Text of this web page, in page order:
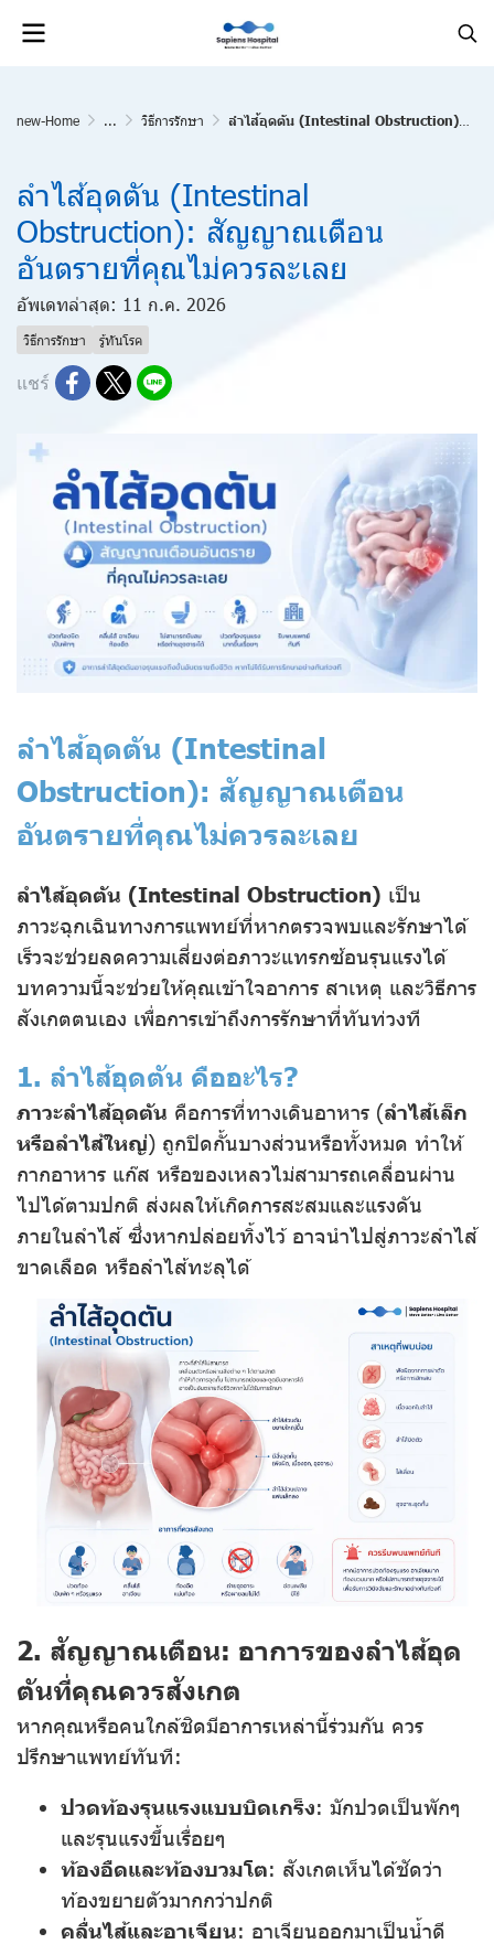
new-Home ... วิธีการรักษา ลำไส้อุดตัน (Intestinal Obstruction): สัญญาณเตือนอันตรายที่คุณไม่ควรละเลย
ลำไส้อุดตัน (Intestinal
Obstruction): สัญญาณเตือน
อันตรายที่คุณไม่ควรละเลย
อัพเดทล่าสุด: 11 ก.ค. 2026
วิธีการรักษา รู้ทันโรค
แชร์
ลำไส้อุดตัน (Intestinal
Obstruction): สัญญาณเตือน
อันตรายที่คุณไม่ควรละเลย
ลำไส้อุดตัน (Intestinal Obstruction) เป็น
ภาวะฉุกเฉินทางการแพทย์ที่หากตรวจพบและรักษาได้
เร็วจะช่วยลดความเสี่ยงต่อภาวะแทรกซ้อนรุนแรงได้
บทความนี้จะช่วยให้คุณเข้าใจอาการ สาเหตุ และวิธีการ
สังเกตตนเอง เพื่อการเข้าถึงการรักษาที่ทันท่วงที
1. ลำไส้อุดตัน คืออะไร?
ภาวะลำไส้อุดตัน คือการที่ทางเดินอาหาร (ลำไส้เล็ก
หรือลำไส้ใหญ่) ถูกปิดกั้นบางส่วนหรือทั้งหมด ทำให้
กากอาหาร แก๊ส หรือของเหลวไม่สามารถเคลื่อนผ่าน
ไปได้ตามปกติ ส่งผลให้เกิดการสะสมและแรงดัน
ภายในลำไส้ ซึ่งหากปล่อยทิ้งไว้ อาจนำไปสู่ภาวะลำไส้
ขาดเลือด หรือลำไส้ทะลุได้
2. สัญญาณเตือน: อาการของลำไส้อุด
ตันที่คุณควรสังเกต
หากคุณหรือคนใกล้ชิดมีอาการเหล่านี้ร่วมกัน ควร
ปรึกษาแพทย์ทันที:
ปวดท้องรุนแรงแบบบิดเกร็ง: มักปวดเป็นพักๆ
และรุนแรงขึ้นเรื่อยๆ
ท้องอืดและท้องบวมโต: สังเกตเห็นได้ชัดว่า
ท้องขยายตัวมากกว่าปกติ
คลื่นไส้และอาเจียน: อาเจียนออกมาเป็นน้ำดี